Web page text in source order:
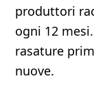
produttori
ogni 12
rasature
nuove.